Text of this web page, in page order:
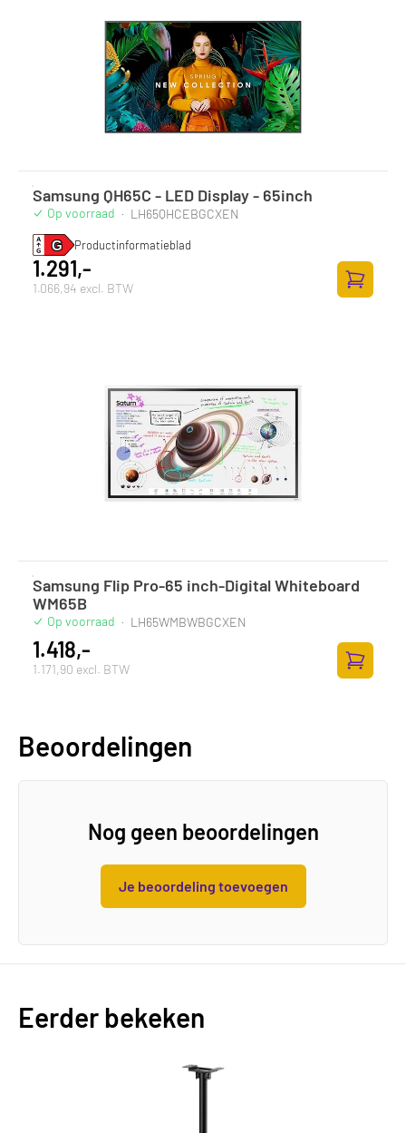
Samsung QH65C - LED Display - 65inch
Op voorraad · LH65QHCEBGCXEN
Productinformatieblad
1.291,-
1.066,94 excl. BTW
Samsung Flip Pro-65 inch-Digital Whiteboard
WM65B
Op voorraad · LH65WMBWBGCXEN
1.418,-
1.171,90 excl. BTW
Beoordelingen
Nog geen beoordelingen
Je beoordeling toevoegen
Eerder bekeken